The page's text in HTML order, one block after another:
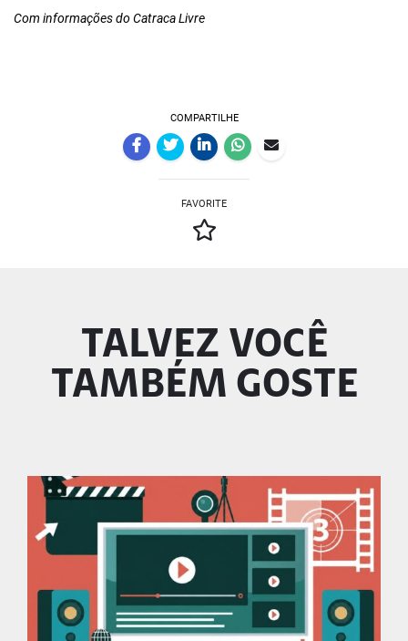
Com informações do Catraca Livre
COMPARTILHE
FAVORITE
TALVEZ VOCÊ
TAMBÉM GOSTE